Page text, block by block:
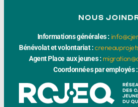
Informations générales :
Bénévolat et volontariat :
Agent Place aux jeunes :
Coordonnées par employés :
NOUS